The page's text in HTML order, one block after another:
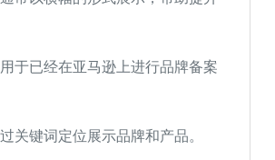
于已经在亚马逊上进行品牌备案
关键词定位展示品牌和产品。